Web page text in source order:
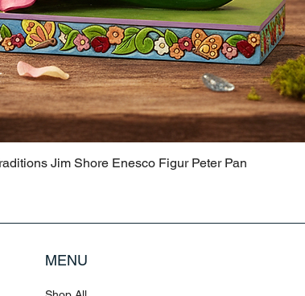
Jim Shore Enesco Figur Peter Pan
MENU